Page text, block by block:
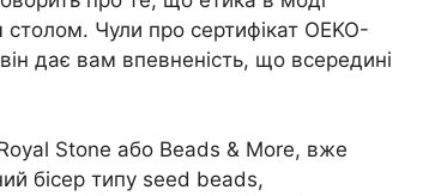
Чули про сертифікат OEKO-
дає вам впевненість, що всередині
Stone або Beads & More, вже
бісер типу seed beads,